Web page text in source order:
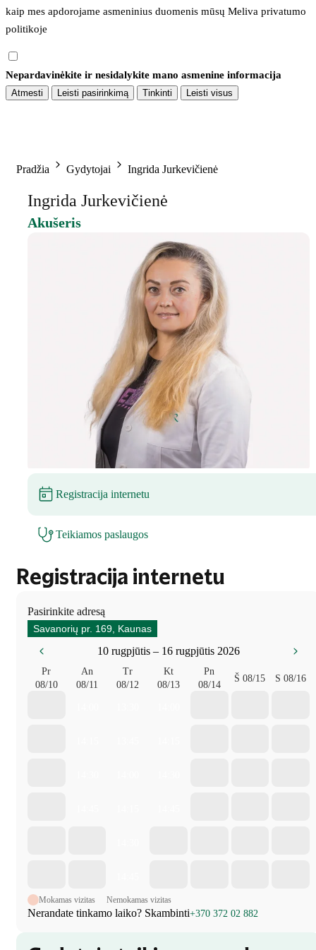
kaip mes apdorojame asmeninius duomenis mūsų Meliva privatumo
politikoje
Nepardavinėkite ir nesidalykite mano asmenine informacija
Atmesti Leisti pasirinkimą Tinkinti Leisti visus
Pradžia Gydytojai Ingrida Jurkevičienė
Ingrida Jurkevičienė
Akušeris
Registracija internetu
Teikiamos paslaugos
Registracija internetu
Pasirinkite adresą
Savanorių pr. 169, Kaunas
10 rugpjūtis – 16 rugpjūtis 2026
Pr
08/10
An
08/11
Tr
08/12
Kt
08/13
Pn
08/14
Š 08/15 S 08/16
Mokamas vizitas Nemokamas vizitas
Nerandate tinkamo laiko? Skambinti+370 372 02 882